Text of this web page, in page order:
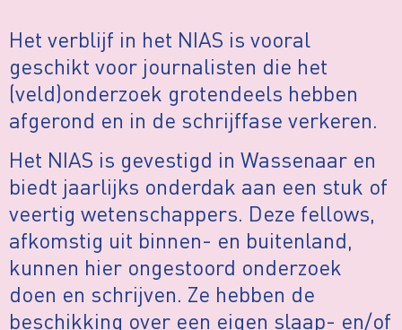
Het verblijf in het NIAS is vooral
geschikt voor journalisten die het
(veld)onderzoek grotendeels hebben
afgerond en in de schrijffase verkeren.
Het NIAS is gevestigd in Wassenaar en
biedt jaarlijks onderdak aan een stuk of
veertig wetenschappers. Deze fellows,
afkomstig uit binnen- en buitenland,
kunnen hier ongestoord onderzoek
doen en schrijven. Ze hebben de
beschikking over een eigen slaap- en/of